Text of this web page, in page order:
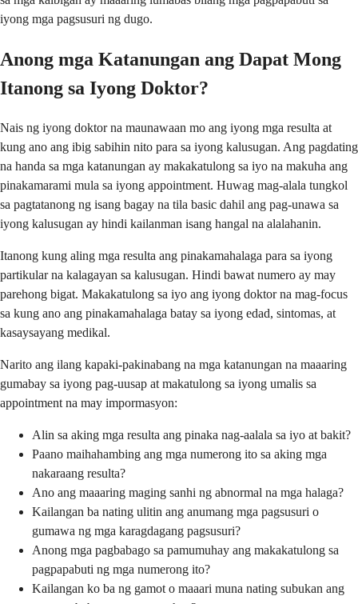
iyong mga pagsusuri ng dugo.
Anong mga Katanungan ang Dapat Mong
Itanong sa Iyong Doktor?
Nais ng iyong doktor na maunawaan mo ang iyong mga resulta at
kung ano ang ibig sabihin nito para sa iyong kalusugan. Ang pagdating
na handa sa mga katanungan ay makakatulong sa iyo na makuha ang
pinakamarami mula sa iyong appointment. Huwag mag-alala tungkol
sa pagtatanong ng isang bagay na tila basic dahil ang pag-unawa sa
iyong kalusugan ay hindi kailanman isang hangal na alalahanin.
Itanong kung aling mga resulta ang pinakamahalaga para sa iyong
partikular na kalagayan sa kalusugan. Hindi bawat numero ay may
parehong bigat. Makakatulong sa iyo ang iyong doktor na mag-focus
sa kung ano ang pinakamahalaga batay sa iyong edad, sintomas, at
kasaysayang medikal.
Narito ang ilang kapaki-pakinabang na mga katanungan na maaaring
gumabay sa iyong pag-uusap at makatulong sa iyong umalis sa
appointment na may impormasyon:
Alin sa aking mga resulta ang pinaka nag-aalala sa iyo at bakit?
Paano maihahambing ang mga numerong ito sa aking mga
nakaraang resulta?
Ano ang maaaring maging sanhi ng abnormal na mga halaga?
Kailangan ba nating ulitin ang anumang mga pagsusuri o
gumawa ng mga karagdagang pagsusuri?
Anong mga pagbabago sa pamumuhay ang makakatulong sa
pagpapabuti ng mga numerong ito?
Kailangan ko ba ng gamot o maaari muna nating subukan ang